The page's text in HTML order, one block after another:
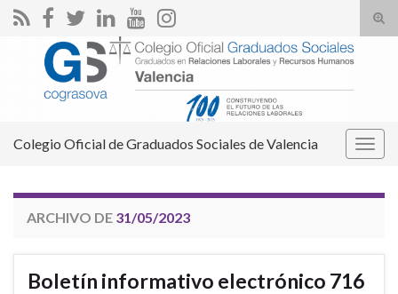
el
Search for:
Colegio Oficial de Graduados Sociales de Valencia
ARCHIVO DE 31/05/2023
Boletín informativo electrónico 716